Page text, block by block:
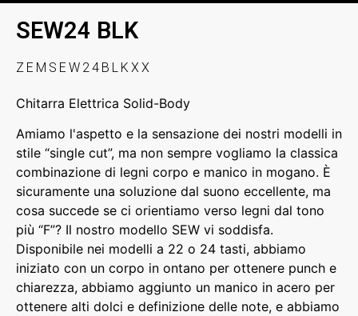
SEW24 BLK
ZEMSEW24BLKXX
Chitarra Elettrica Solid-Body
Amiamo l'aspetto e la sensazione dei nostri modelli in
stile “single cut”, ma non sempre vogliamo la classica
combinazione di legni corpo e manico in mogano. È
sicuramente una soluzione dal suono eccellente, ma
cosa succede se ci orientiamo verso legni dal tono
più “F”? Il nostro modello SEW vi soddisfa.
Disponibile nei modelli a 22 o 24 tasti, abbiamo
iniziato con un corpo in ontano per ottenere punch e
chiarezza, abbiamo aggiunto un manico in acero per
ottenere alti dolci e definizione delle note, e abbiamo